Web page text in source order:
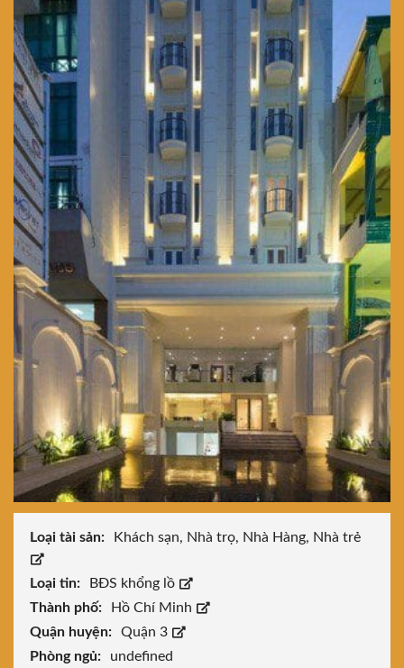
Loại tài sản: Khách sạn, Nhà trọ, Nhà Hàng, Nhà trẻ
Loại tin:
BĐS khổng lồ
Thành phố:
Hồ Chí Minh
Quận huyện:
Quận 3
Phòng ngủ:
undefined